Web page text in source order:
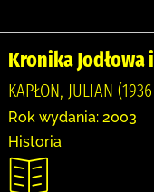
Kronika Jodłowa
KAPŁON, JULIAN
Rok wydania: 2003
Historia